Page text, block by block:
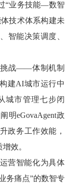
“业务技能—数智
技术体系构建未
智能决策调度、
战——体制机制
建AI城市运行中
城市管理七步闭
明eGovaAgent政
政务工作效能，
效。
营智能化为具体
务痛点”的数智专